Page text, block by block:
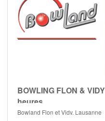
BOWLING FLON &
heures
Bowland Flon et Vidy, Lausanne